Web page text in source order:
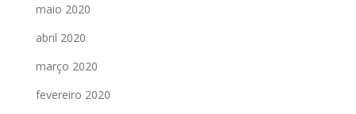
maio 2020
abril 2020
março 2020
fevereiro 2020